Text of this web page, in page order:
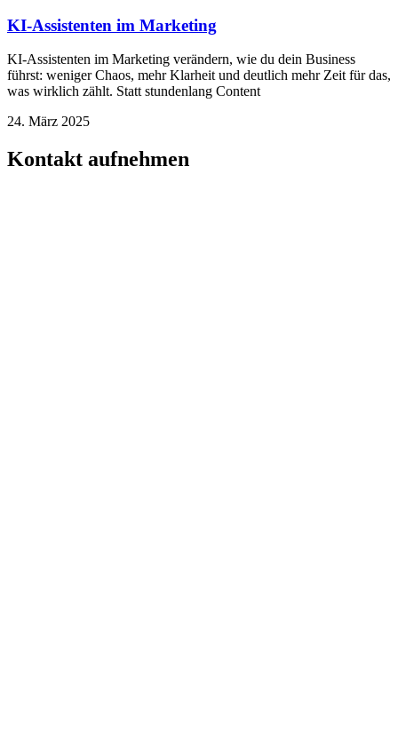
KI-Assistenten im Marketing
KI-Assistenten im Marketing verändern, wie du dein Business
führst: weniger Chaos, mehr Klarheit und deutlich mehr Zeit für das,
was wirklich zählt. Statt stundenlang Content
24. März 2025
Kontakt aufnehmen